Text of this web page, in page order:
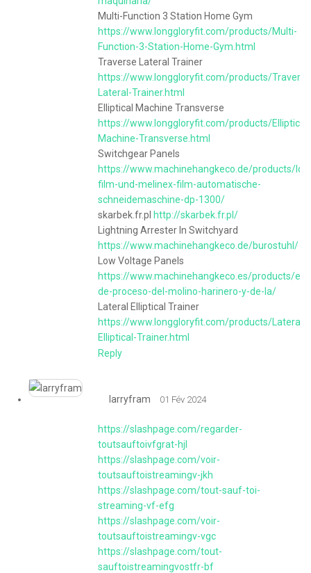
Multi-Function 3 Station Home Gym
https://www.longgloryfit.com/products/Multi-
Function-3-Station-Home-Gym.html
Traverse Lateral Trainer
https://www.longgloryfit.com/products/
Lateral-Trainer.html
Elliptical Machine Transverse
https://www.longgloryfit.com/products/Elliptical-
Machine-Transverse.html
Switchgear Panels
https://www.machinehangkeco.de/products/
film-und-melinex-film-automatische-
schneidemaschine-dp-1300/
skarbek.fr.pl http://skarbek.fr.pl/
Lightning Arrester In Switchyard
https://www.machinehangkeco.de/burostuhl/
Low Voltage Panels
https://www.machinehangkeco.es/products/
de-proceso-del-molino-harinero-y-de-la/
Lateral Elliptical Trainer
https://www.longgloryfit.com/products/Lateral-
Elliptical-Trainer.html
Reply
larryfram 01 Fév 2024
https://slashpage.com/regarder-
toutsauftoivfgrat-hjl
https://slashpage.com/voir-
toutsauftoistreamingv-jkh
https://slashpage.com/tout-sauf-toi-
streaming-vf-efg
https://slashpage.com/voir-
toutsauftoistreamingv-vgc
https://slashpage.com/tout-
sauftoistreamingvostfr-bf